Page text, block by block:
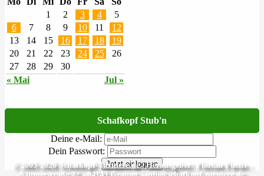
« Mai Jul »
1 2 3 4
5
6
7 8 9 10 11
12
13
14 15 16 17 18
19
20
21 22 23 24 25
26
27
28 29 30
Schafkopf Stub'n
Deine e-Mail:
Dein Passwort:
Jetzt einloggen
© 2003-2026 Schafkopf-Turniere.de | Herausgeber: Florian Fuchs -